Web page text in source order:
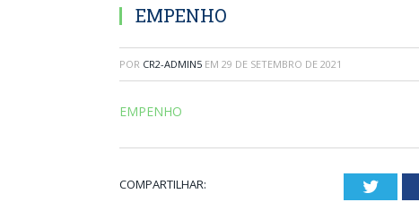
EMPENHO
POR CR2-ADMIN5 EM 29 DE SETEMBRO DE 2021
EMPENHO
COMPARTILHAR: